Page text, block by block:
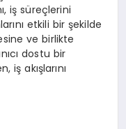
iş süreçlerini
etkili bir şekilde
ve birlikte
dostu bir
iş akışlarını